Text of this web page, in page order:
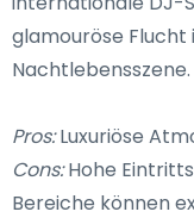
glamouröse Flucht
Nachtlebensszene.
Pros:Luxuriöse
Cons:Hohe
Bereiche können